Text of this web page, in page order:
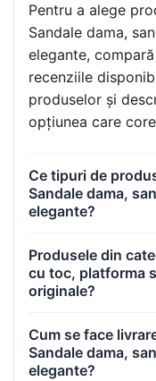
Pentru a alege
Sandale dama,
elegante,
recenziile
produselor și
opțiunea care
Ce tipuri de
Sandale dama,
elegante?
Produsele din
cu toc, platforma
originale?
Cum se face
Sandale dama,
elegante?